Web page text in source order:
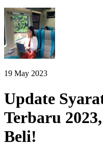
19 May 2023
Update
Terbaru
Beli!